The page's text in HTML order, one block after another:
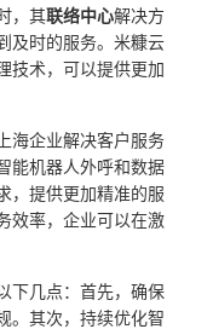
，其联络中心解决方
及时的服务。米糠云
技术，可以提供更加
海企业解决客户服务
能机器人外呼和数据
，提供更加精准的服
效率，企业可以在激
下几点：首先，确保
。其次，持续优化智